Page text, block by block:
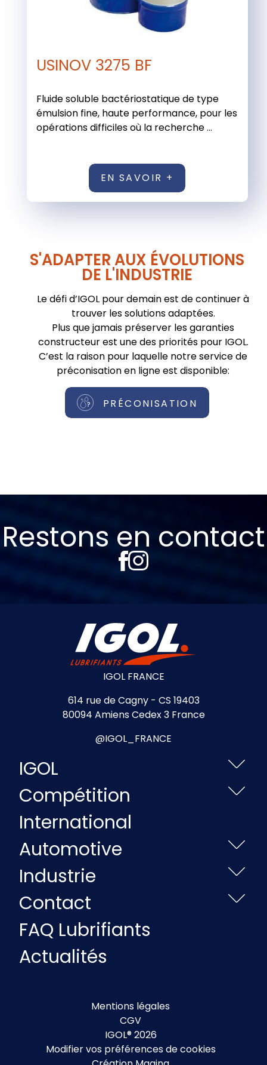
USINOV 3275 BF
Fluide soluble bactériostatique de type
émulsion fine, haute performance, pour les
opérations difficiles où la recherche ...
EN SAVOIR +
S'ADAPTER AUX ÉVOLUTIONS
DE L'INDUSTRIE
Le défi d’IGOL pour demain est de continuer à
trouver les solutions adaptées.
Plus que jamais préserver les garanties
constructeur est une des priorités pour IGOL.
C’est la raison pour laquelle notre service de
préconisation en ligne est disponible:
PRÉCONISATION
Restons en contact
IGOL FRANCE
614 rue de Cagny - CS 19403
80094 Amiens Cedex 3 France
@IGOL_FRANCE
IGOL
Compétition
International
Automotive
Industrie
Contact
FAQ Lubrifiants
Actualités
Mentions légales
CGV
IGOL® 2026
Modifier vos préférences de cookies